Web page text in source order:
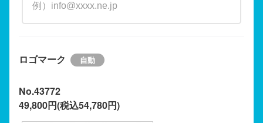
ロゴマーク
No.43772
49,800円(税込54,780円)